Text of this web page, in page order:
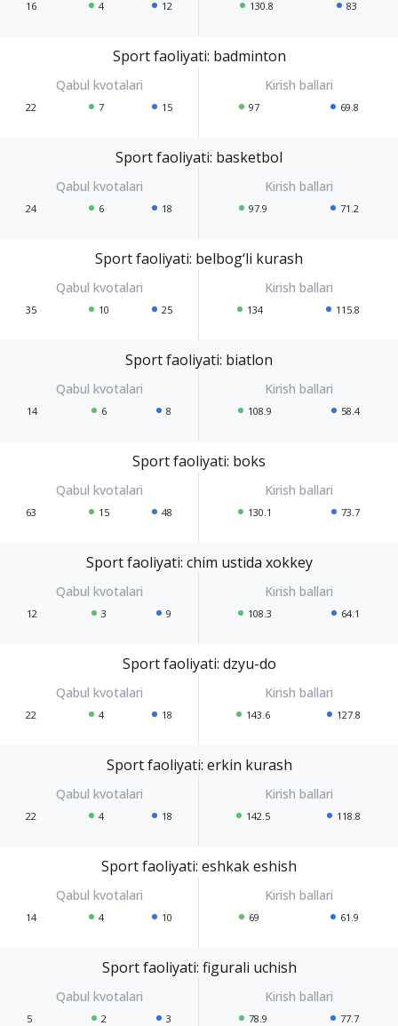
16 4 12 130.8 83
Sport faoliyati: badminton
22 7 15 97 69.8
Sport faoliyati: basketbol
24 6 18 97.9 71.2
Sport faoliyati: belbog‘li kurash
35 10 25 134 115.8
Sport faoliyati: biatlon
14 6 8 108.9 58.4
Sport faoliyati: boks
63 15 48 130.1 73.7
Sport faoliyati: chim ustida xokkey
12 3 9 108.3 64.1
Sport faoliyati: dzyu-do
22 4 18 143.6 127.8
Sport faoliyati: erkin kurash
22 4 18 142.5 118.8
Sport faoliyati: eshkak eshish
14 4 10 69 61.9
Sport faoliyati: figurali uchish
5 2 3 78.9 77.7